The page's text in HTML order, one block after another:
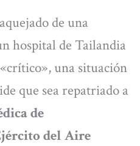
aquejado de una
hospital de Tailandia
una situación
que sea repatriado a
de
del Aire